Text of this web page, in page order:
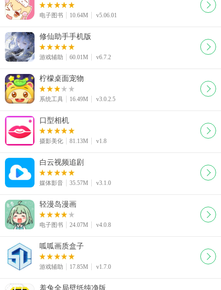
电子图书 10.64M v5.06.01
修仙助手手机版
游戏辅助 60.01M v6.7.2
柠檬桌面宠物
系统工具 16.49M v3.0.2.5
口型相机
摄影美化 81.13M v1.8
白云视频追剧
媒体影音 35.57M v3.1.0
轻漫岛漫画
电子图书 24.07M v4.0.8
呱呱画质盒子
游戏辅助 17.85M v1.7.0
羞兔全局壁纸纯净版